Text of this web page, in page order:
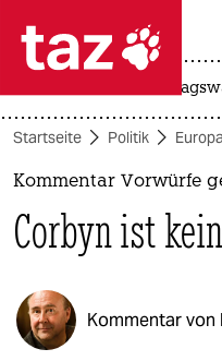
 taz
taz
politik
öko
gesellschaft
Startseite Politik Europa
Kommentar Vorwürfe
Corbyn ist
Kommentar von